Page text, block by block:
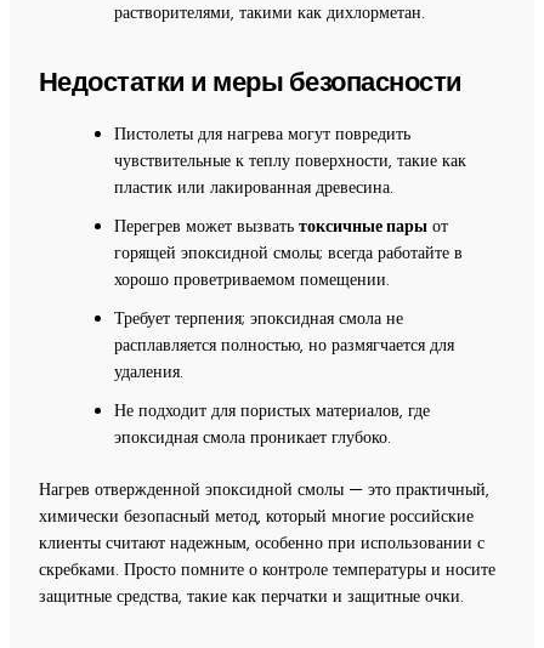
растворителями, такими как дихлорметан.
Недостатки и меры безопасности
Пистолеты для нагрева могут повредить
чувствительные к теплу поверхности, такие как
пластик или лакированная древесина.
Перегрев может вызвать токсичные парыот
горящей эпоксидной смолы; всегда работайте в
хорошо проветриваемом помещении.
Требует терпения; эпоксидная смола не
расплавляется полностью, но размягчается для
удаления.
Не подходит для пористых материалов, где
эпоксидная смола проникает глубоко.
Нагрев отвержденной эпоксидной смолы — это практичный,
химически безопасный метод, который многие российские
клиенты считают надежным, особенно при использовании с
скребками. Просто помните о контроле температуры и носите
защитные средства, такие как перчатки и защитные очки.